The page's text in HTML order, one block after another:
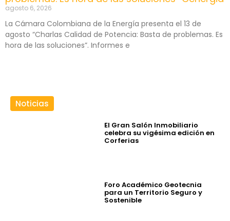
agosto 6, 2026
La Cámara Colombiana de la Energía presenta el 13 de
agosto “Charlas Calidad de Potencia: Basta de problemas. Es
hora de las soluciones”. Informes e
Noticias
El Gran Salón Inmobiliario
celebra su vigésima edición en
Corferias
Foro Académico Geotecnia
para un Territorio Seguro y
Sostenible